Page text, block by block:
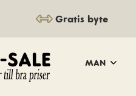
Gratis byte
MAN